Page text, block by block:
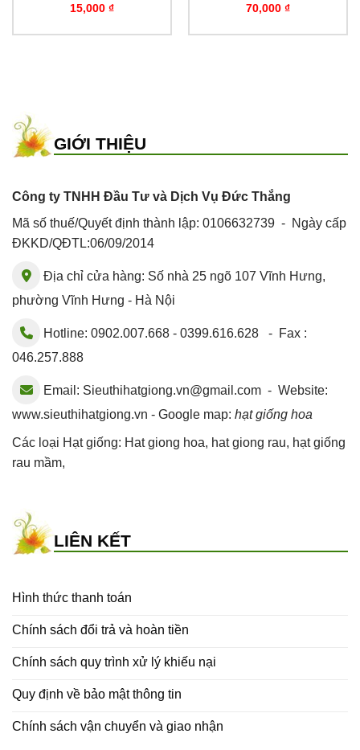
15,000 ₫ 70,000 ₫
GIỚI THIỆU
Công ty TNHH Đầu Tư và Dịch Vụ Đức Thắng
Mã số thuế/Quyết định thành lập: 0106632739 - Ngày cấp
ĐKKD/QĐTL:06/09/2014
Địa chỉ cửa hàng: Số nhà 25 ngõ 107 Vĩnh Hưng,
phường Vĩnh Hưng - Hà Nội
Hotline: 0902.007.668 - 0399.616.628 - Fax :
046.257.888
Email: Sieuthihatgiong.vn@gmail.com - Website:
www.sieuthihatgiong.vn - Google map: hạt giống hoa
Các loại Hạt giống: Hat giong hoa, hat giong rau, hạt giống
rau mầm,
LIÊN KẾT
Hình thức thanh toán
Chính sách đổi trả và hoàn tiền
Chính sách quy trình xử lý khiếu nại
Quy định về bảo mật thông tin
Chính sách vận chuyển và giao nhận